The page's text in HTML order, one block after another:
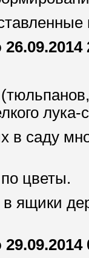
лука-
саду
цветы.
ящики